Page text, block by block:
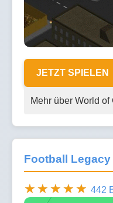
JETZT SPIELEN
Mehr über World of
Football Legacy
442